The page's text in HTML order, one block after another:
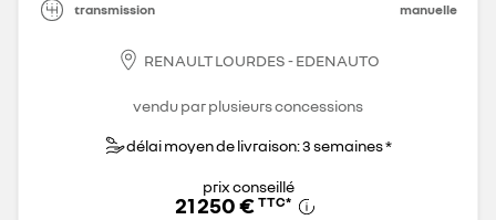
transmission manuelle
RENAULT LOURDES - EDENAUTO
vendu par plusieurs concessions
délai moyen de livraison: 3 semaines *
prix conseillé
21 250 € TTC*